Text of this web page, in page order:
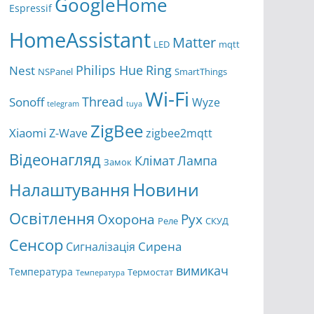
Espressif
HomeAssistant LED Matter mqtt
Nest NSPanel Philips Hue Ring SmartThings
Sonoff telegram Thread tuya Wi-Fi Wyze
Xiaomi Z-Wave ZigBeezigbee2mqtt
Відеонагляд Замок КліматЛампа
Налаштування Новини
Освітлення Охорона Реле Рух СКУД
Сенсор Сигналізація Сирена
Температура Температура Термостат вимикач